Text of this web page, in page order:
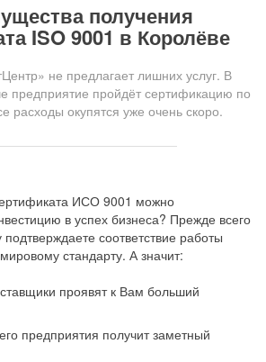
получения
ISO 9001 в Королёве
не предлагает лишних услуг. В
предприятие пройдёт сертификацию по
расходы окупятся уже очень скоро.
ИСО 9001 можно
в успех бизнеса? Прежде всего
соответствие работы
стандарту. А значит:
проявят к Вам больший
предприятия получит заметный